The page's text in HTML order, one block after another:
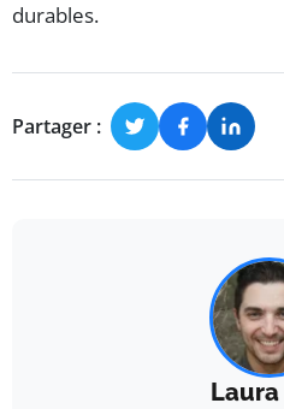
durables.
Partager :
Laura